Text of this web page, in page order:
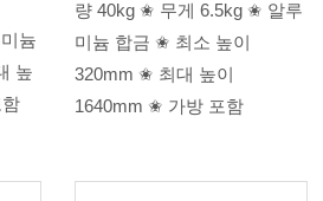
늄
높
량 40kg ✬ 무게 6.5kg ✬ 알루
미늄 합금 ✬ 최소 높이
320mm ✬ 최대 높이
1640mm ✬ 가방 포함